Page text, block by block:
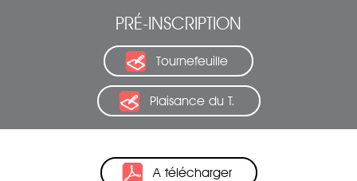
PRÉ-INSCRIPTION
Tournefeuille
Plaisance du T.
A télécharger